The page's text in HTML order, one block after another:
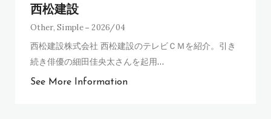
西松建設
Other,Simple 2026/04
西松建設株式会社 西松建設のテレビＣＭを紹介。引き
続き俳優の細田佳央太さんを起用…
See More Information